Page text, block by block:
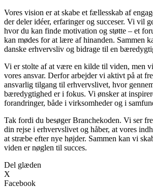
Vores vision er at skabe et fællesskab af
der deler idéer, erfaringer og succeser. Vi vil
hvor du kan finde motivation og støtte – et
kan mødes for at lære af hinanden. Sammen
danske erhvervsliv og bidrage til en
Vi er stolte af at være en kilde til viden, men
vores ansvar. Derfor arbejder vi aktivt på at
ansvarlig tilgang til erhvervslivet, hvor
bæredygtighed er i fokus. Vi ønsker at
forandringer, både i virksomheder og i
Tak fordi du besøger Branchekoden. Vi ser
din rejse i erhvervslivet og håber, at vores
at stræbe efter nye højder. Sammen kan vi
viden er nøglen til succes.
Del glæden
X
Facebook